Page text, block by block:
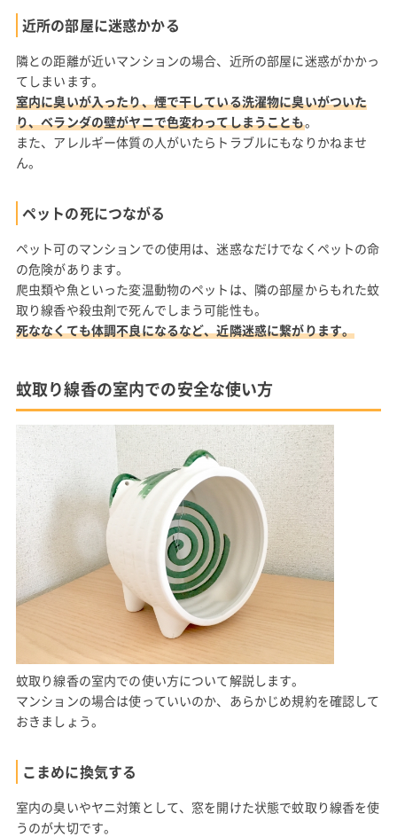
近所の部屋に迷惑かかる
隣との距離が近いマンションの場合、近所の部屋に迷惑がかかっ
てしまいます。
室内に臭いが入ったり、煙で干している洗濯物に臭いがついた
り、ベランダの壁がヤニで色変わってしまうことも。
また、アレルギー体質の人がいたらトラブルにもなりかねませ
ん。
ペットの死につながる
ペット可のマンションでの使用は、迷惑なだけでなくペットの命
の危険があります。
爬虫類や魚といった変温動物のペットは、隣の部屋からもれた蚊
取り線香や殺虫剤で死んでしまう可能性も。
死ななくても体調不良になるなど、近隣迷惑に繋がります。
蚊取り線香の室内での安全な使い方
蚊取り線香の室内での使い方について解説します。
マンションの場合は使っていいのか、あらかじめ規約を確認して
おきましょう。
こまめに換気する
室内の臭いやヤニ対策として、窓を開けた状態で蚊取り線香を使
うのが大切です。